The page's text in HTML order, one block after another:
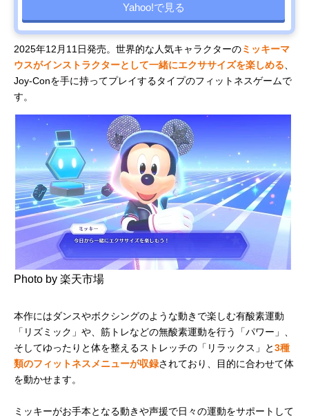
Yahoo!で見る
2025年12月11日発売。世界的な人気キャラクターのミッキーマ
ウスがインストラクターとして一緒にエクササイズを楽しめる
Joy-Conを手に持ってプレイするタイプのフィットネスゲームで
す。
Photo by 楽天市場
本作にはダンスやボクシングのような動きで楽しむ有酸素運動
「リズミック」や、筋トレなどの無酸素運動を行う「パワー」、
そしてゆったりと体を整えるストレッチの「リラックス」と3種
類のフィットネスメニューが収録されており、目的に合わせて体
を動かせます。
ミッキーがお手本となる動きや声援で日々の運動をサポートして